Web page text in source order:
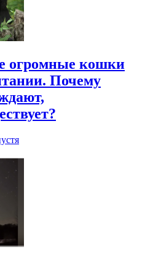
огромные кошки
Почему